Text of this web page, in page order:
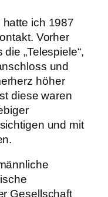
ich 1987
Vorher
„Telespiele“,
und
höher
diese waren
und mit
Gesellschaft